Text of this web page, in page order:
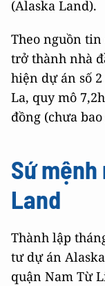
(Alaska Land).
Theo nguồn tin
trở thành nhà
hiện dự án số
La, quy mô
đồng (chưa
Sứ
Land
Thành lập
tư dự án
quận Nam Từ